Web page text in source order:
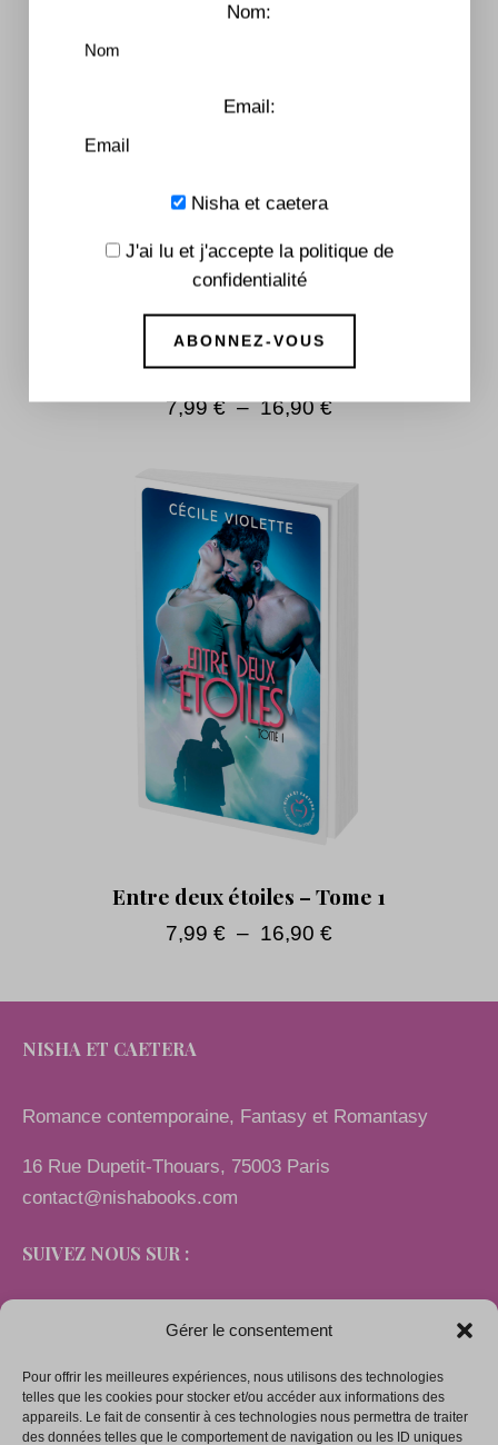
Gérer le consentement
Pour offrir les meilleures expériences, nous utilisons des technologies
telles que les cookies pour stocker et/ou accéder aux informations des
appareils. Le fait de consentir à ces technologies nous permettra de traiter
des données telles que le comportement de navigation ou les ID uniques
Entre deux étoiles – Tome 2
7,99€ – 16,90€
Entre deux étoiles – Tome 1
7,99 € – 16,90 €
NISHA ET CAETERA
Romance contemporaine, Fantasy et Romantasy
16 Rue Dupetit-Thouars, 75003 Paris
contact@nishabooks.com
SUIVEZ NOUS SUR :
LIENS
Nom:
Email:
Nisha et caetera
J'ai lu et j'accepte la politique de
confidentialité